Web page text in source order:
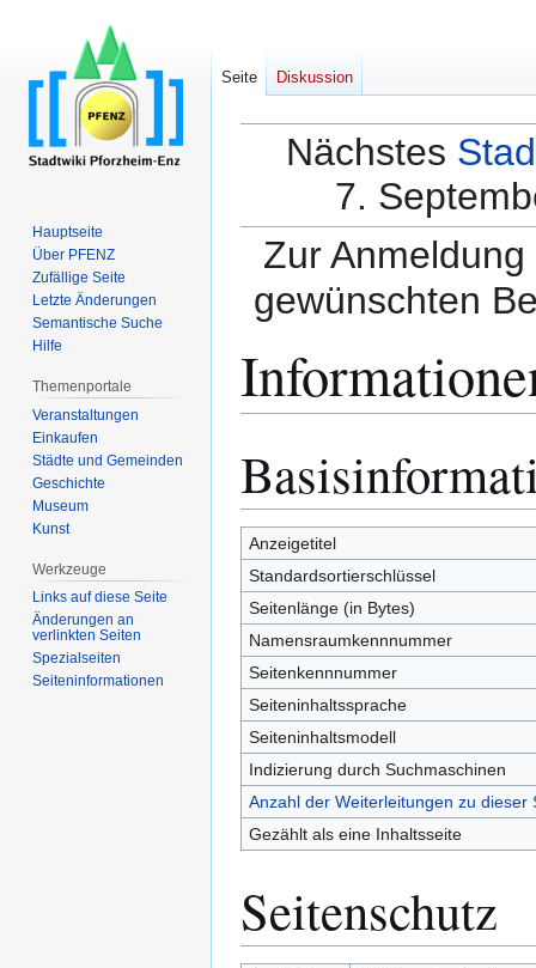
Nächstes
7.
Zur
gewünschten
Navigation
Suche
Anzeigetitel
Standardsortierschlüssel
Seitenlänge (in Bytes)
Namensraumkennnummer
Seitenkennnummer
Seiteninhaltssprache
Seiteninhaltsmodell
Indizierung durch Suchmaschinen
Anzahl der Weiterleitungen zu dieser
Gezählt als eine Inhaltsseite
Seitenschutz
Seite Diskussion
Hauptseite
Über PFENZ
Zufällige Seite
Letzte Änderungen
Semantische Suche
Hilfe
Themenportale
Veranstaltungen
Einkaufen
Städte und Gemeinden
Geschichte
Museum
Kunst
Werkzeuge
Links auf diese Seite
Änderungen an
verlinkten Seiten
Spezialseiten
Seiten­­informationen